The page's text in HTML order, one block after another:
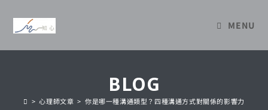
MENU
BLOG
> 心理師文章 > 你是哪一種溝通類型？四種溝通方式對關係的影響力